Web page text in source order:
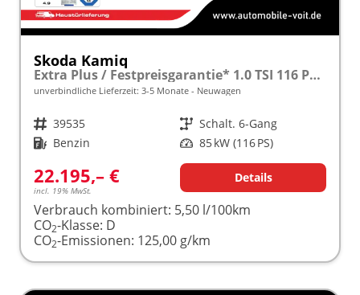
Skoda Kamiq
Extra Plus / Festpreisgarantie* 1.0 TSI 116 PS frei konfigurierbar!
unverbindliche Lieferzeit: 3-5 Monate Neuwagen
Fahrzeugnr. 39535 Getriebe Schalt. 6-Gang
Kraftstoff Benzin Leistung 85 kW (116 PS)
22.195,– €
incl. 19% MwSt.
Details
Verbrauch kombiniert: 5,50 l/100km
CO2-Klasse: D
CO2-Emissionen: 125,00 g/km